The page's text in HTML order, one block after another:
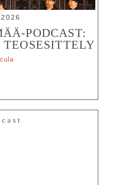
PODCAST: